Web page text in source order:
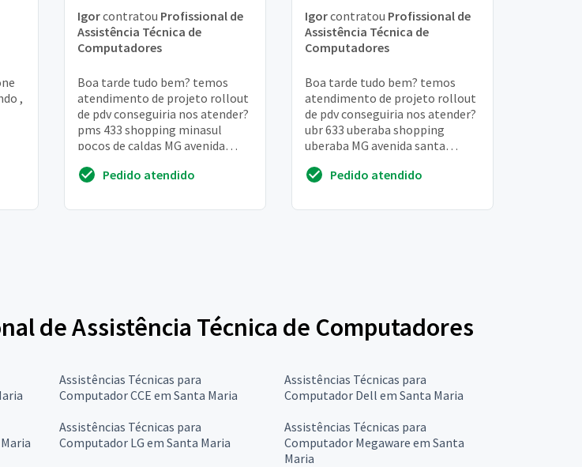
,
Igorcontratou Profissional de
Assistência Técnica de
Computadores
Boa tarde tudo bem? temos
atendimento de projeto rollout
de pdv conseguiria nos atender?
pms 433 shopping minasul
poços de caldas MG avenida
loja 172, 173...
Pedido atendido
Igorcontratou Profissional de
Assistência Técnica de
Computadores
Boa tarde tudo bem? temos
atendimento de projeto rollout
de pdv conseguiria nos atender?
ubr 633 uberaba shopping
uberaba MG avenida santa
são benedito, ...
Pedido atendido
de Assistência Técnica de Computadores
Assistências Técnicas para
Computador CCE em Santa Maria
Assistências Técnicas para
Computador Dell em Santa Maria
Assistências Técnicas para
Computador LG em Santa Maria
Assistências Técnicas para
Computador Megaware em Santa
Maria